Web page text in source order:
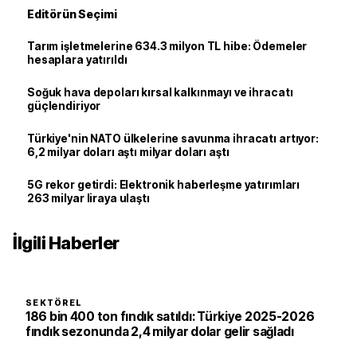
Editörün Seçimi
Tarım işletmelerine 634.3 milyon TL hibe: Ödemeler
hesaplara yatırıldı
Soğuk hava depoları kırsal kalkınmayı ve ihracatı
güçlendiriyor
Türkiye'nin NATO ülkelerine savunma ihracatı artıyor:
6,2 milyar doları aştı milyar doları aştı
5G rekor getirdi: Elektronik haberleşme yatırımları
263 milyar liraya ulaştı
İlgili Haberler
SEKTÖREL
186 bin 400 ton fındık satıldı: Türkiye 2025-2026
fındık sezonunda 2,4 milyar dolar gelir sağladı